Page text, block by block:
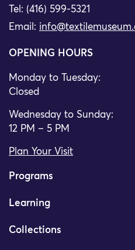
Tel: (416) 599-5321
Email:
OPENING HOURS
Monday to Tuesday:
Closed
Wednesday to Sunday:
12 PM – 5 PM
Plan Your Visit
Programs
Learning
Collections